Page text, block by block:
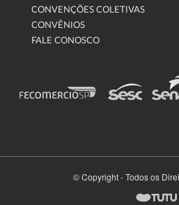
CONVENÇÕES COLETIVAS
CONVÊNIOS
FALE CONOSCO
© Copyright - Todos os